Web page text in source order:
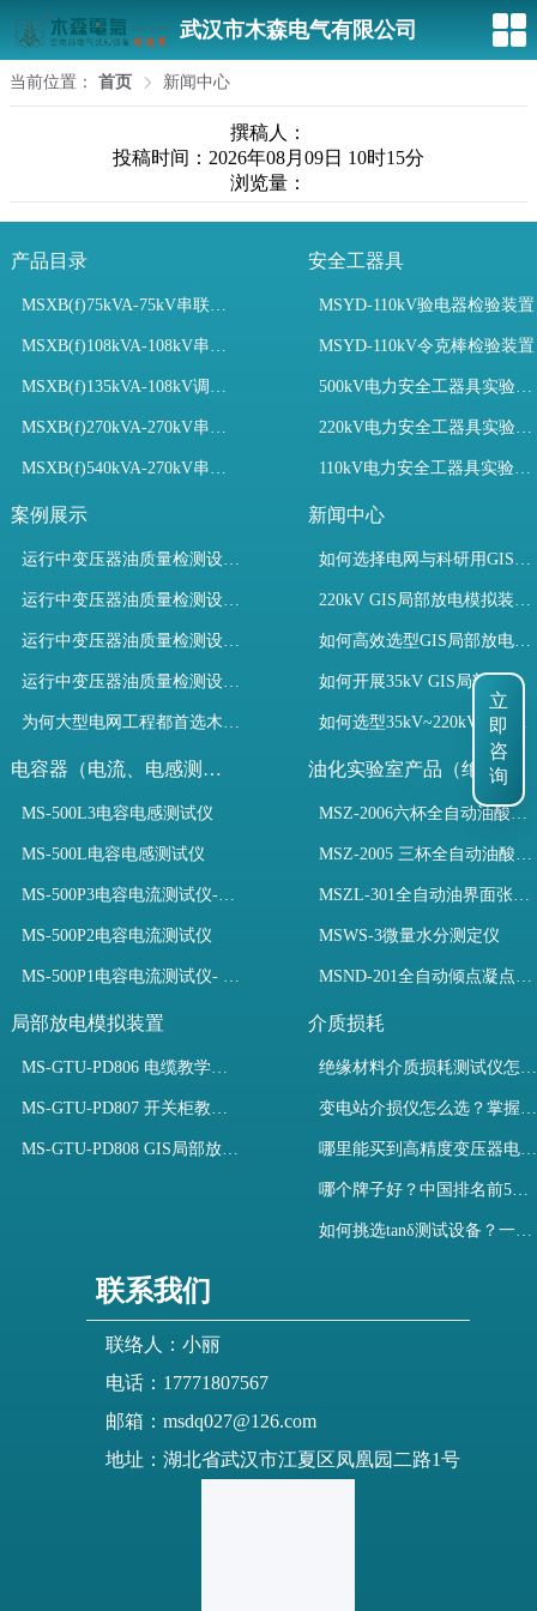
武汉市木森电气有限公司
当前位置： 首页 新闻中心
撰稿人：
投稿时间：2026年08月09日 10时15分
浏览量：
产品目录
MSXB(f)75kVA-75kV串联谐振装置
MSXB(f)108kVA-108kV串联谐振试验装置
MSXB(f)135kVA-108kV调频串联谐振试验装置
MSXB(f)270kVA-270kV串联谐振
MSXB(f)540kVA-270kV串联谐振试验装置
安全工器具
MSYD-110kV验电器检验装置
MSYD-110kV令克棒检验装置
500kV电力安全工器具实验室配置
220kV电力安全工器具实验室配置
110kV电力安全工器具实验室配置
案例展示
运行中变压器油质量检测设备有哪些优势？
运行中变压器油质量检测设备如何维护？
运行中变压器油质量检测设备包括哪些？
运行中变压器油质量检测设备如何选型？
为何大型电网工程都首选木森电气成套电力测试设备？
新闻中心
如何选择电网与科研用GIS局部放电模拟装置？
220kV GIS局部放电模拟装置试验如何开展？
如何高效选型GIS局部放电模拟装置？
如何开展35kV GIS局部放电模拟装置检测试验与选型
如何选型35kV~220kV GIS局部放电模拟装置？
电容器（电流、电感测试）
MS-500L3电容电感测试仪
MS-500L电容电感测试仪
MS-500P3电容电流测试仪-3PT、两种4PT、1PT连接方式
MS-500P2电容电流测试仪
MS-500P1电容电流测试仪- 支持3PT、4PT、1PT
油化实验室产品（绝缘油）
MSZ-2006六杯全自动油酸值测定仪
MSZ-2005 三杯全自动油酸值测定仪
MSZL-301全自动油界面张力仪
MSWS-3微量水分测定仪
MSND-201全自动倾点凝点测试仪
局部放电模拟装置
MS-GTU-PD806 电缆教学用局部放电模拟装置
MS-GTU-PD807 开关柜教学用局部放电模拟装置
MS-GTU-PD808 GIS局部放电模拟系统
介质损耗
绝缘材料介质损耗测试仪怎么选？看木森电气B端定制如何升级测试效率
变电站介损仪怎么选？掌握采购要点-木森电气
哪里能买到高精度变压器电容量及介损测试仪？快速解决选型难题
哪个牌子好？中国排名前5介质损耗测试仪选型对比快速解决测量难题
如何挑选tanδ测试设备？一文掌握高压介质损耗测试仪采购核心
联系我们
联络人：小丽
电话：17771807567
邮箱：msdq027@126.com
地址：湖北省武汉市江夏区凤凰园二路1号
立
即
咨
询